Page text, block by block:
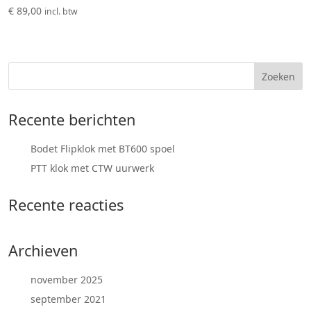
€ 89,00 incl. btw
Recente berichten
Bodet Flipklok met BT600 spoel
PTT klok met CTW uurwerk
Recente reacties
Archieven
november 2025
september 2021